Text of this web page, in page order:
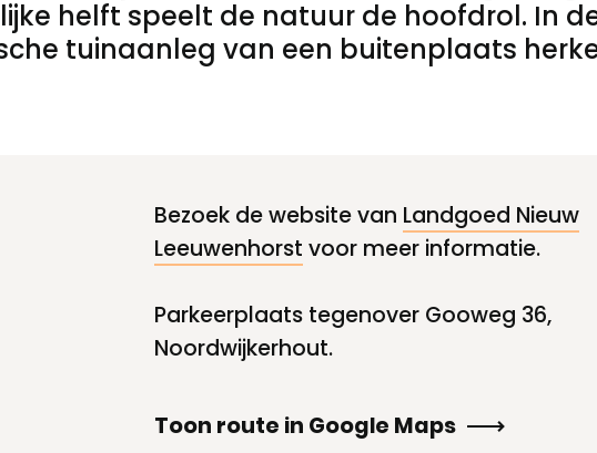
helft speelt de natuur de hoofdrol. In
tuinaanleg van een buitenplaats
Bezoek de website van Landgoed Nieuw
Leeuwenhorst voor meer informatie.
Parkeerplaats tegenover Gooweg 36,
Noordwijkerhout.
Toon route in Google Maps